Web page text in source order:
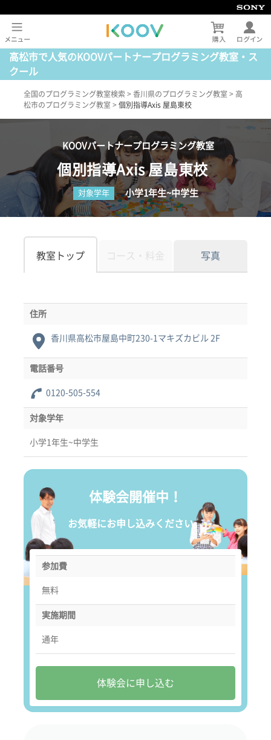
高松市で人気のKOOVパートナープログラミング教室・ス
クール
全国のプログラミング教室検索 > 香川県のプログラミング教室 > 高
松市のプログラミング教室 > 個別指導Axis 屋島東校
KOOVパートナープログラミング教室
個別指導Axis 屋島東校
対象学年 小学1年生~中学生
教室トップ コース・料金 写真
住所
香川県高松市屋島中町230-1マキズカビル 2F
電話番号
0120-505-554
対象学年
小学1年生~中学生
体験会開催中！
お気軽にお申し込みください。
参加費
無料
実施期間
通年
体験会に申し込む